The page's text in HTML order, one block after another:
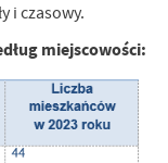
i czasowy.
miejscowości: